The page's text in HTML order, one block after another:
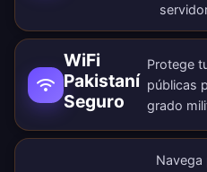
WiFi
Pakistaní
Seguro
Protege
públicas
grado